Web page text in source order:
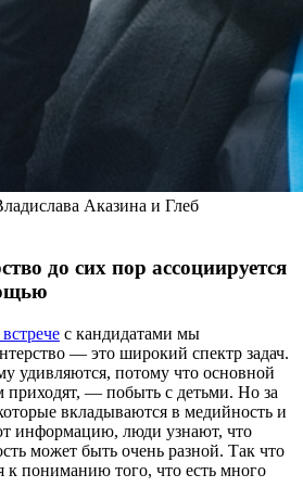
Аказина и Глеб
до сих пор ассоциируется
с кандидатами мы
— это широкий спектр задач.
удивляются, потому что основной
приходят, — побыть с детьми. Но за
вкладываются в медийность и
информацию, люди узнают, что
может быть очень разной. Так что
к пониманию того, что есть много